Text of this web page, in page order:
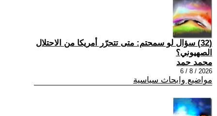
(32) سؤال لو سمحتم: متى تتحرّر أمريكا من الاحتلال
الصهيوني؟
محمد حمد
2026 / 8 / 6
مواضيع وابحاث سياسية